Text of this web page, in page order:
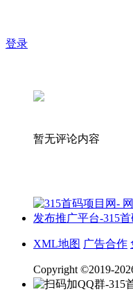
登录
暂无评论内容
XML地图 广告合作
Copyright ©2019-